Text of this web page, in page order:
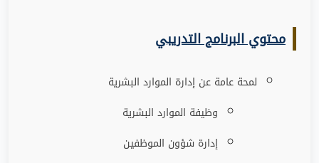
محتوي البرنامج التدريبي
لمحة عامة عن إدارة الموارد البشرية
وظيفة الموارد البشرية
إدارة شؤون الموظفين